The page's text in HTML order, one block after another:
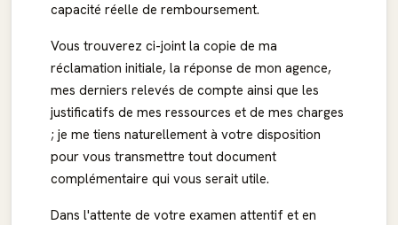
capacité réelle de remboursement.
Vous trouverez ci-joint la copie de ma
réclamation initiale, la réponse de mon agence,
mes derniers relevés de compte ainsi que les
justificatifs de mes ressources et de mes charges
; je me tiens naturellement à votre disposition
pour vous transmettre tout document
complémentaire qui vous serait utile.
Dans l'attente de votre examen attentif et en